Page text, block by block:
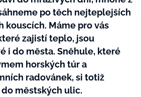
po těch nejteplejších
kouscích. Máme pro vás
zajistí teplo, jsou
i do města. Sněhule, které
horských túr a
radovánek, si totiž
městských ulic.